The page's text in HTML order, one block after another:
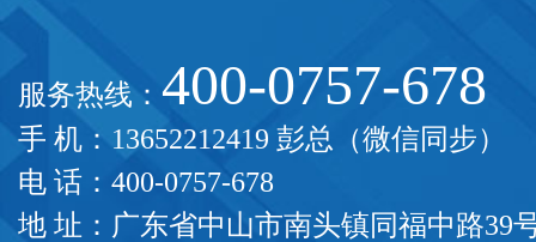
服务热线： 400-0757-678
手 机：13652212419 彭总（微信同步）
电 话：400-0757-678
地 址：广东省中山市南头镇同福中路39